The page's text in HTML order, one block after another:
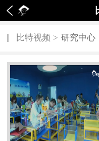
比特视频 > 研究中心